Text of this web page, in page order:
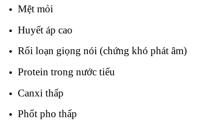
Mệt mỏi
Huyết áp cao
Rối loạn giọng nói (chứng khó phát âm)
Protein trong nước tiểu
Canxi thấp
Phốt pho thấp